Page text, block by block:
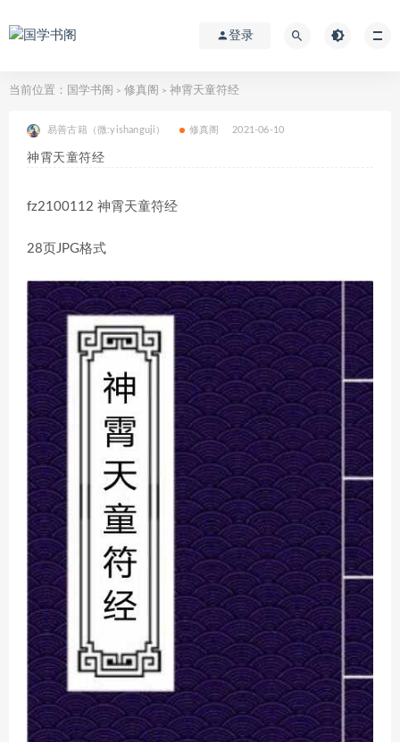
登录
当前位置： 国学书阁 > 修真阁 > 神霄天童符经
易善古籍（微:yishanguji） 修真阁 2021-06-10
神霄天童符经
fz2100112 神霄天童符经
28页JPG格式